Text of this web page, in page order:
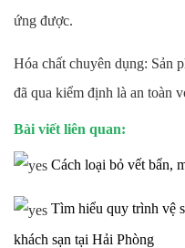
ứng được.
Hóa chất chuyên dụng: Sản
đã qua kiểm định là an toàn
Bài viết liên quan:
Cách loại bỏ vết bẩn,
Tìm hiểu quy trình vệ
khách sạn tại Hải Phòng